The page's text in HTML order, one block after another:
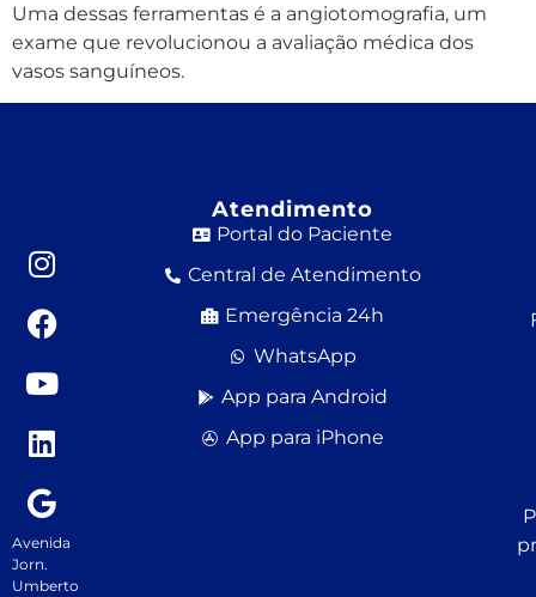
Uma dessas ferramentas é a angiotomografia, um
exame que revolucionou a avaliação médica dos
vasos sanguíneos.
Avenida
Jorn.
Umberto
Atendimento
Portal do Paciente
Central de Atendimento
Emergência 24h
WhatsApp
App para Android
App para iPhone